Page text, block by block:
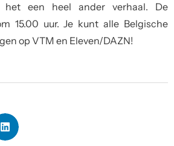
het een heel ander verhaal. De
15.00 uur. Je kunt alle Belgische
op VTM en Eleven/DAZN!